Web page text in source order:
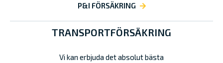
P&I FÖRSÄKRING
TRANSPORTFÖRSÄKRING
Vi kan erbjuda det absolut bästa